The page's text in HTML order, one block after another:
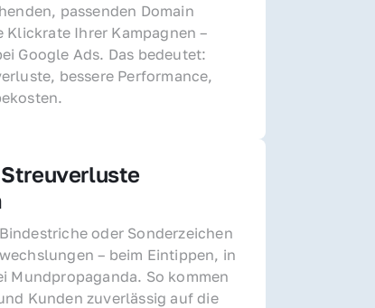
passenden Domain
Klickrate Ihrer Kampagnen –
Google Ads. Das bedeutet:
bessere Performance,
oder Sonderzeichen
– beim Eintippen, in
Mundpropaganda. So kommen
Kunden zuverlässig auf die